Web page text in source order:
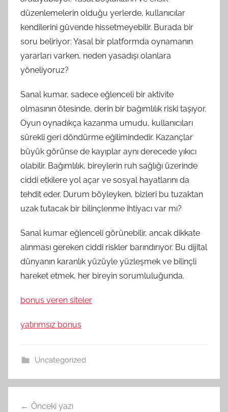
düzenlemelerin olduğu yerlerde, kullanıcılar
kendilerini güvende hissetmeyebilir. Burada bir
soru beliriyor: Yasal bir platformda oynamanın
yararları varken, neden yasadışı olanlara
yöneliyoruz?
Sanal kumar, sadece eğlenceli bir aktivite
olmasının ötesinde, derin bir bağımlılık riski taşıyor.
Oyun oynadıkça kazanma umudu, kullanıcıları
sürekli geri döndürme eğilimindedir. Kazançlar
büyük görünse de kayıplar aynı derecede yıkıcı
olabilir. Bağımlılık, bireylerin ruh sağlığı üzerinde
ciddi etkilere yol açar ve sosyal hayatlarını da
tehdit eder. Durum böyleyken, bizleri bu tuzaktan
uzak tutacak bir bilinçlenme ihtiyacı var mı?
Sanal kumar eğlenceli görünebilir, ancak dikkate
alınması gereken ciddi riskler barındırıyor. Bu dijital
dünyanın karanlık yüzüyle yüzleşmek ve bilinçli
hareket etmek, her bireyin sorumluluğunda.
bonus veren siteler
yatırımsız bonus
Uncategorized
Önceki yazı